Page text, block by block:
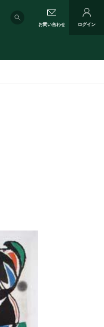
お問い合わせ
ログイン